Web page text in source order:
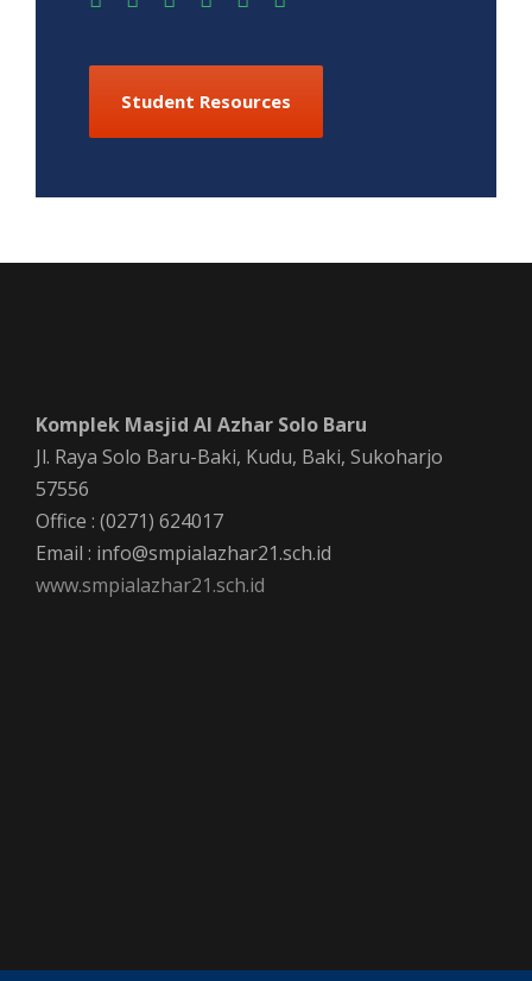
Student Resources
Komplek Masjid Al Azhar Solo Baru
Jl. Raya Solo Baru-Baki, Kudu, Baki, Sukoharjo
57556
Office : (0271) 624017
Email : info@smpialazhar21.sch.id
www.smpialazhar21.sch.id